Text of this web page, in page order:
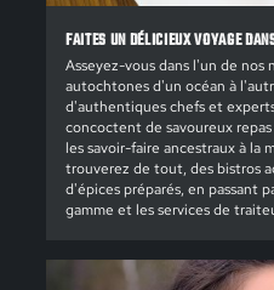
FAITES UN DÉLICIEUX VOYAGE
Asseyez-vous dans l'un de nos
autochtones d'un océan à
d'authentiques chefs et
concoctent de savoureux
les savoir-faire ancestraux à la
trouverez de tout, des bistros
d'épices préparés, en passant
gamme et les services de